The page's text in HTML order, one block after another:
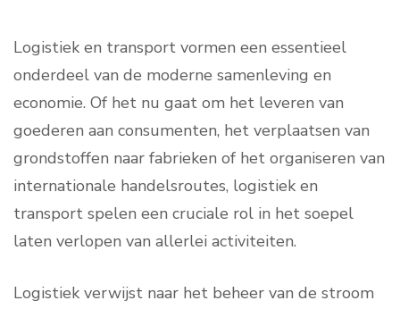
Logistiek en transport vormen een essentieel
onderdeel van de moderne samenleving en
economie. Of het nu gaat om het leveren van
goederen aan consumenten, het verplaatsen van
grondstoffen naar fabrieken of het organiseren van
internationale handelsroutes, logistiek en
transport spelen een cruciale rol in het soepel
laten verlopen van allerlei activiteiten.
Logistiek verwijst naar het beheer van de stroom